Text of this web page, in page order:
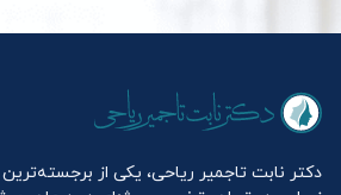
دکتر نابت تاجمیر ریاحی، یکی از